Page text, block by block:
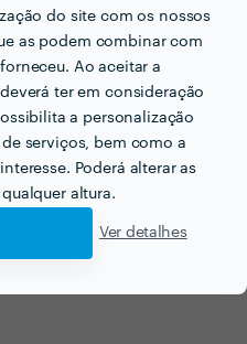
do site com os nossos
as podem combinar com
Ao aceitar a
ter em consideração
a personalização
serviços, bem como a
Poderá alterar as
altura.
Ver detalhes
de profissionais como
poucas horas.